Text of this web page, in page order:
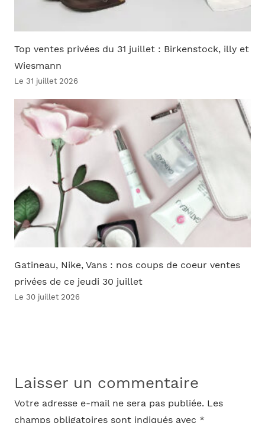
Top ventes privées du 31 juillet : Birkenstock, illy et
Wiesmann
Le 31 juillet 2026
Gatineau, Nike, Vans : nos coups de coeur ventes
privées de ce jeudi 30 juillet
Le 30 juillet 2026
Laisser un commentaire
Votre adresse e-mail ne sera pas publiée. Les
champs obligatoires sont indiqués avec *